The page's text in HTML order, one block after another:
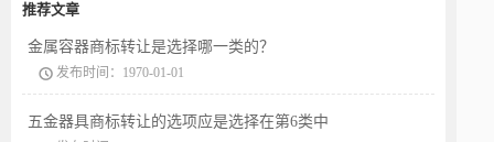
推荐文章
金属容器商标转让是选择哪一类的？
发布时间：1970-01-01
五金器具商标转让的选项应是选择在第6类中